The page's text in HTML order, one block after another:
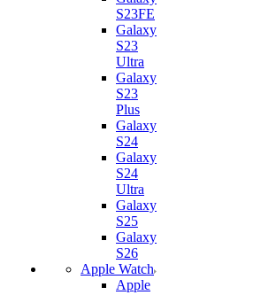
S23FE
Galaxy
S23
Ultra
Galaxy
S23
Plus
Galaxy
S24
Galaxy
S24
Ultra
Galaxy
S25
Galaxy
S26
Apple Watch
Apple